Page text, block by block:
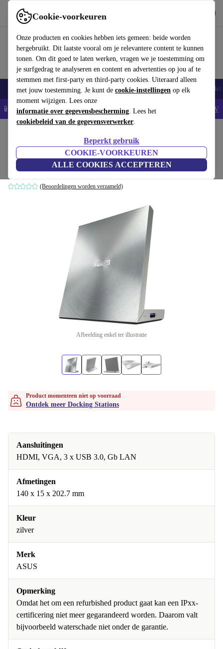
Cookie-voorkeuren
Onze producten en cookies hebben iets gemeen: beide worden
hergebruikt. Dit laatste vooral om je relevantere content te kunnen
tonen. Om dit goed te laten werken, vragen we je toestemming om
je surfgedrag te analyseren en content en advertenties op jou af te
stemmen met first-party en third-party cookies. Uiteraard alleen
met jouw toestemming. Je kunt de cookie-instellingen op elk
moment wijzigen. Lees onze
informatie over gegevensbescherming. Lees het
cookiebeleid van de gegevensverwerker.
Beperkt gebruik
COOKIE-VOORKEUREN
ALLE COOKIES ACCEPTEREN
Gebruik refurbed snel en eenvoudig
Smartphones Laptops Tablets Smartwatches Accessoires
📱5% EXTRA korting op alle iPhones – Code: IPHONEDEAL - AV
ASUS Varidrive USB 3.0-dockingstation
zonder voedingsadapter
(Beoordelingen worden verzameld)
Afbeelding enkel ter illustratie
Product momenteen niet op voorraad
Ontdek meer Docking Stations
Aansluitingen
HDMI, VGA, 3 x USB 3.0, Gb LAN
Afmetingen
140 x 15 x 202.7 mm
Kleur
zilver
Merk
ASUS
Opmerking
Omdat het om een refurbished product gaat kan een IPxx-
certificering niet meer gegarandeerd worden. Daarom valt
bijvoorbeeld waterschade niet onder de garantie.